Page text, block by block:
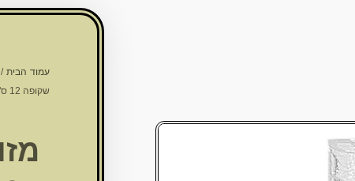
עמוד הבית /
שקופה 12 ס"מ "כותל" "ש" כסף עם עם פקק גומי